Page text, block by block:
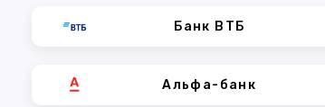
Банк ВТБ
Альфа-банк